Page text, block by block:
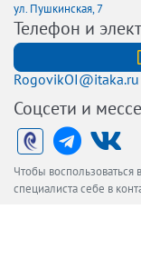
ул. Пушкинская, 7
Телефон и
RogovikOI@itaka.ru
Соцсети и
Чтобы
специалиста себе в